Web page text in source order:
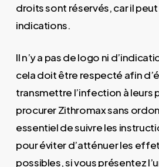
droits sont réservés, car il
indications.
Il n’y a pas de logo ni
cela doit être respecté afin
transmettre l’infection à leurs
procurer Zithromax sans
essentiel de suivre les
pour éviter d’atténuer les
possibles, si vous présentez